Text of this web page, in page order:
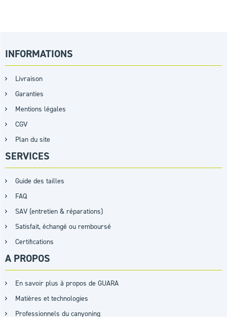
INFORMATIONS
Livraison
Garanties
Mentions légales
CGV
Plan du site
SERVICES
Guide des tailles
FAQ
SAV (entretien & réparations)
Satisfait, échangé ou remboursé
Certifications
A PROPOS
En savoir plus à propos de GUARA
Matières et technologies
Professionnels du canyoning